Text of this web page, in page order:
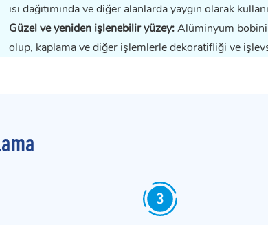
ısı dağıtımında ve diğer alanlarda yaygın olarak
Güzel ve yeniden işlenebilir yüzey:Alüminyum
olup, kaplama ve diğer işlemlerle dekoratifliği ve